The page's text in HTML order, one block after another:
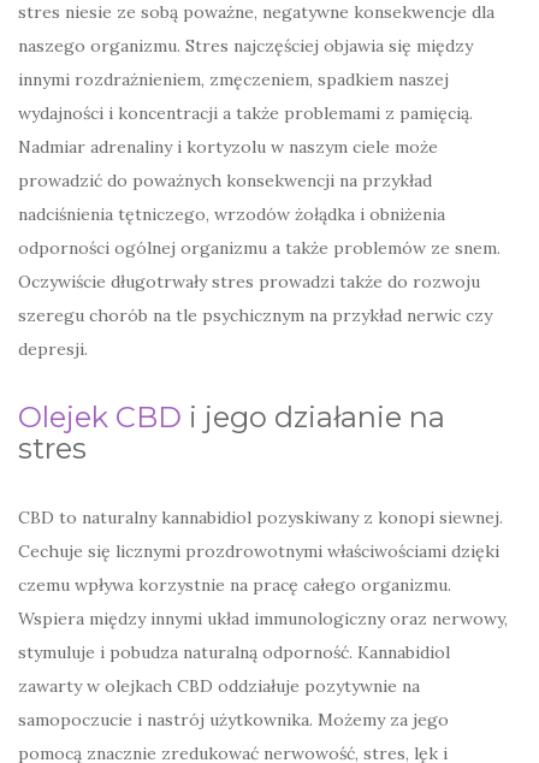
stres niesie ze sobą poważne, negatywne konsekwencje dla
naszego organizmu. Stres najczęściej objawia się między
innymi rozdrażnieniem, zmęczeniem, spadkiem naszej
wydajności i koncentracji a także problemami z pamięcią.
Nadmiar adrenaliny i kortyzolu w naszym ciele może
prowadzić do poważnych konsekwencji na przykład
nadciśnienia tętniczego, wrzodów żołądka i obniżenia
odporności ogólnej organizmu a także problemów ze snem.
Oczywiście długotrwały stres prowadzi także do rozwoju
szeregu chorób na tle psychicznym na przykład nerwic czy
depresji.
Olejek CBD i jego działanie na
stres
CBD to naturalny kannabidiol pozyskiwany z konopi siewnej.
Cechuje się licznymi prozdrowotnymi właściwościami dzięki
czemu wpływa korzystnie na pracę całego organizmu.
Wspiera między innymi układ immunologiczny oraz nerwowy,
stymuluje i pobudza naturalną odporność. Kannabidiol
zawarty w olejkach CBD oddziałuje pozytywnie na
samopoczucie i nastrój użytkownika. Możemy za jego
pomocą znacznie zredukować nerwowość, stres, lęk i